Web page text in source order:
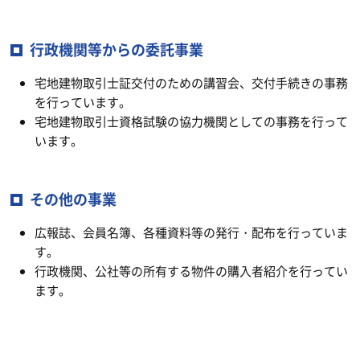
行政機関等からの委託事業
宅地建物取引士証交付のための講習会、交付手続きの事務
を行っています。
宅地建物取引士資格試験の協力機関としての事務を行って
います。
その他の事業
広報誌、会員名簿、各種資料等の発行・配布を行っていま
す。
行政機関、公社等の所有する物件の購入者紹介を行ってい
ます。